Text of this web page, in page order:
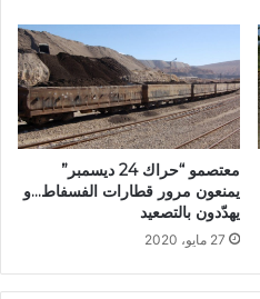
معتصمو “حراك 24 ديسمبر”
يمنعون مرور قطارات الفسفاط…و
يهدّدون بالتصعيد
27 مايو، 2020